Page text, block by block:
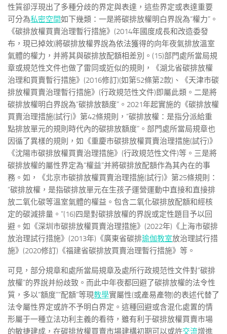
性質卻浮現出了多種分歧的界定與表達，這些界定或表達重要
可分為私密空間如下幾類：一是將碳排放權明白界說為“權力”。
《碳排放權買賣治理暫行措施》(2014年國度成長和改造委發
布，現已掉效)將碳排放權界說為依法獲得的向年夜氣排放溫室
氣體的權力，并將其與碳排放配額相差別。(15)部門處所當局規
章或規范性文件也做了雷同或近似的規則，《湖北省碳排放權
治理和買賣暫行措施》(2016修訂)(如第52條第2款)、《天津市碳
排放權買賣治理暫行措施》(行政規范性文件)即屬此類。二是將
碳排放權明白界說為“碳排放額度”。2021年起實施的《碳排放權
買賣治理措施(試行)》第42條規則，“碳排放權：是指分派給重
點排放單元的規則時代內的碳排放額度”。部門處所當局規章也
因循了異樣的規則，如《重慶市碳排放權買賣治理措施(試行)》
《沈陽市碳排放權買賣治理措施》(行政規范性文件)等。三是將
碳排放權的屬性界定為“權益”并將碳排放配額作為其內在的事
務。如，《北京市碳排放權買賣治理措施(試行)》第25條規則：
“碳排放權，是指碳排放單元在生孩子運營運動中直接和直接排
放二氧化碳等溫室氣體的權益。包含二氧化碳排放配額和經核
定的碳減排量。”(16)四是對碳排放權的界說或定性題目予以回
避。如《深圳市碳排放權買賣治理措施》(2022年)《上海市碳排
放治理試行措施》(2013年)《廣東省碳排瑜伽教室放治理試行措
施》(2020修訂)《福建省碳排放買賣治理暫行措施》等。
可見，部分規章和處所當局規章及處所行政規范性文件對“碳排
放權”的界說并紛歧致。而此中年夜都回避了碳排放權的法令性
質，多以“額度”“配額”等現教學實屬性(或產易產物)的表述代替了
法令屬性界定或許不予明白界定。這種回避或含混化處置的情
形屬于一種立法功利主義的看待，雖有利于碳排放權買賣市場
的敏捷建成，在碳排放權買賣市場建構初期可以或許交流增進